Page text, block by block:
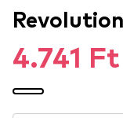
4.741 Ft